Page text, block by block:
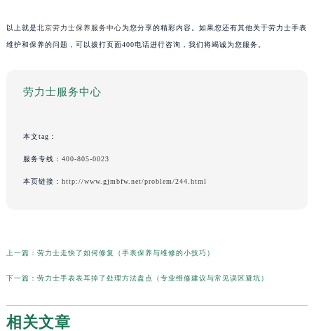
以上就是北京劳力士保养服务中心为您分享的精彩内容。如果您还有其他关于劳力士手表
维护和保养的问题，可以拨打页面400电话进行咨询，我们将竭诚为您服务。
劳力士服务中心
本文tag：
服务专线： 400-805-0023
本页链接： http://www.gjmbfw.net/problem/244.html
上一篇： 劳力士走快了如何修复（手表保养与维修的小技巧）
下一篇： 劳力士手表表耳掉了处理方法盘点（专业维修建议与常见误区避坑）
相关文章